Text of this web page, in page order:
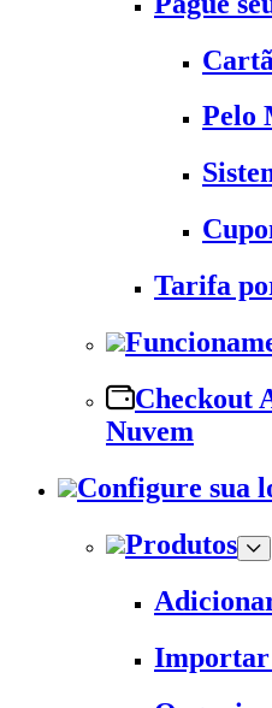
Pelo
Tarifa
Checkout
Nuvem
Configure sua
Produtos
Importar